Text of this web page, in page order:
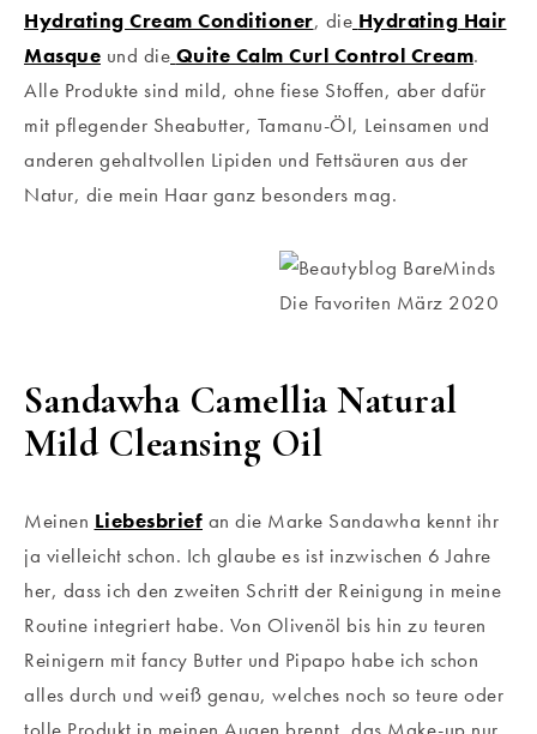
Hydrating Cream Conditioner, die Hydrating Hair
Masque und die Quite Calm Curl Control Cream.
Alle Produkte sind mild, ohne fiese Stoffen, aber dafür
mit pflegender Sheabutter, Tamanu-Öl, Leinsamen und
anderen gehaltvollen Lipiden und Fettsäuren aus der
Natur, die mein Haar ganz besonders mag.
Sandawha Camellia Natural
Mild Cleansing Oil
Meinen Liebesbrief an die Marke Sandawha kennt ihr
ja vielleicht schon. Ich glaube es ist inzwischen 6 Jahre
her, dass ich den zweiten Schritt der Reinigung in meine
Routine integriert habe. Von Olivenöl bis hin zu teuren
Reinigern mit fancy Butter und Pipapo habe ich schon
alles durch und weiß genau, welches noch so teure oder